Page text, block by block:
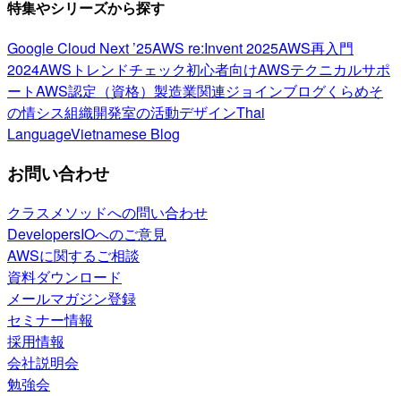
特集やシリーズから探す
Google Cloud Next ’25AWS re:Invent 2025AWS再入門
2024AWSトレンドチェック初心者向けAWSテクニカルサポ
ートAWS認定（資格） 製造業関連ジョインブログくらめそ
の情シス組織開発室の活動デザインThai
LanguageVietnamese Blog
お問い合わせ
クラスメソッドへの問い合わせ
DevelopersIOへのご意見
AWSに関するご相談
資料ダウンロード
メールマガジン登録
セミナー情報
採用情報
会社説明会
勉強会